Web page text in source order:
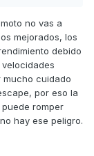
no vas a
mejorados, los
debido
mucho cuidado
por eso la
romper
hay ese peligro.